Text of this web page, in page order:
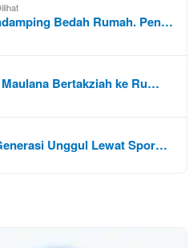
Bedah Rumah. Pen…
Bertakziah ke Ru…
Unggul Lewat Spor…